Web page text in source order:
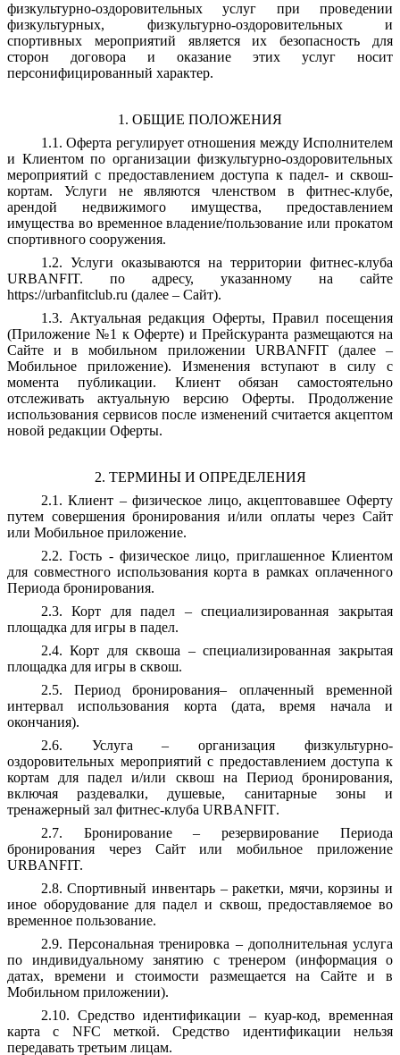
физкультурно-оздоровительных услуг при проведении
физкультурных, физкультурно-оздоровительных и
спортивных мероприятий является их безопасность для
сторон договора и оказание этих услуг носит
персонифицированный характер.
1. ОБЩИЕ ПОЛОЖЕНИЯ
1.1. Оферта регулирует отношения между Исполнителем
и Клиентом по организации физкультурно-оздоровительных
мероприятий с предоставлением доступа к падел- и сквош-
кортам. Услуги не являются членством в фитнес-клубе,
арендой недвижимого имущества, предоставлением
имущества во временное владение/пользование или прокатом
спортивного сооружения.
1.2. Услуги оказываются на территории фитнес-клуба
URBANFIT. по адресу, указанному на сайте
https://urbanfitclub.ru (далее – Сайт).
1.3. Актуальная редакция Оферты, Правил посещения
(Приложение №1 к Оферте) и Прейскуранта размещаются на
Сайте и в мобильном приложении URBANFIT (далее –
Мобильное приложение). Изменения вступают в силу с
момента публикации. Клиент обязан самостоятельно
отслеживать актуальную версию Оферты. Продолжение
использования сервисов после изменений считается акцептом
новой редакции Оферты.
2. ТЕРМИНЫ И ОПРЕДЕЛЕНИЯ
2.1. Клиент – физическое лицо, акцептовавшее Оферту
путем совершения бронирования и/или оплаты через Сайт
или Мобильное приложение.
2.2. Гость - физическое лицо, приглашенное Клиентом
для совместного использования корта в рамках оплаченного
Периода бронирования.
2.3. Корт для падел – специализированная закрытая
площадка для игры в падел.
2.4. Корт для сквоша – специализированная закрытая
площадка для игры в сквош.
2.5. Период бронирования– оплаченный временной
интервал использования корта (дата, время начала и
окончания).
2.6. Услуга – организация физкультурно-
оздоровительных мероприятий с предоставлением доступа к
кортам для падел и/или сквош на Период бронирования,
включая раздевалки, душевые, санитарные зоны и
тренажерный зал фитнес-клуба URBANFIT.
2.7. Бронирование – резервирование Периода
бронирования через Сайт или мобильное приложение
URBANFIT.
2.8. Спортивный инвентарь – ракетки, мячи, корзины и
иное оборудование для падел и сквош, предоставляемое во
временное пользование.
2.9. Персональная тренировка – дополнительная услуга
по индивидуальному занятию с тренером (информация о
датах, времени и стоимости размещается на Сайте и в
Мобильном приложении).
2.10. Средство идентификации – куар-код, временная
карта с NFC меткой. Средство идентификации нельзя
передавать третьим лицам.